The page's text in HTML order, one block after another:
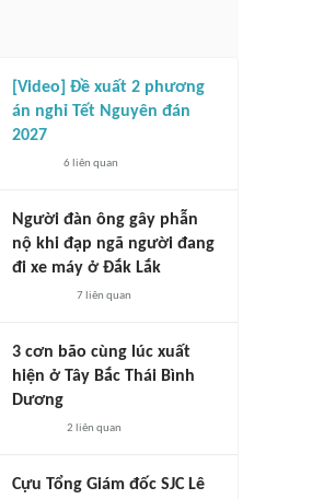
[Video] Đề xuất 2 phương
án nghỉ Tết Nguyên đán
2027
6 liên quan
Người đàn ông gây phẫn
nộ khi đạp ngã người đang
đi xe máy ở Đắk Lắk
7liên quan
3 cơn bão cùng lúc xuất
hiện ở Tây Bắc Thái Bình
Dương
2 liên quan
Cựu Tổng Giám đốc SJC Lê